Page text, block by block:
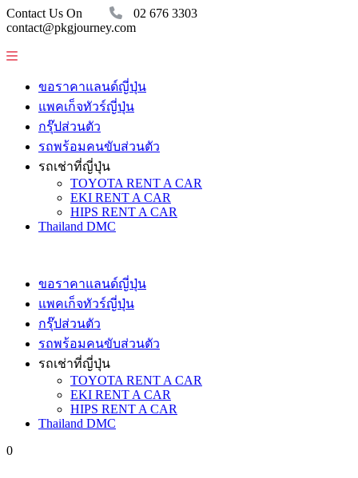
Contact Us On
02 676 3303
contact@pkgjourney.com
ขอราคาแลนด์ญี่ปุ่น
แพคเก็จทัวร์ญี่ปุ่น
กรุ๊ปส่วนตัว
รถพร้อมคนขับส่วนตัว
รถเช่าที่ญี่ปุ่น
TOYOTA RENT A CAR
EKI RENT A CAR
HIPS RENT A CAR
Thailand DMC
ขอราคาแลนด์ญี่ปุ่น
แพคเก็จทัวร์ญี่ปุ่น
กรุ๊ปส่วนตัว
รถพร้อมคนขับส่วนตัว
รถเช่าที่ญี่ปุ่น
TOYOTA RENT A CAR
EKI RENT A CAR
HIPS RENT A CAR
Thailand DMC
0